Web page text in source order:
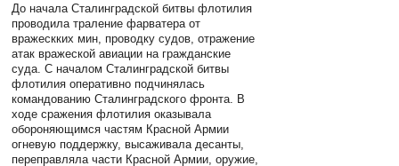
До начала Сталинградской битвы флотилия
проводила траление фарватера от
вражескких мин, проводку судов, отражение
атак вражеской авиации на гражданские
суда. С началом Сталинградской битвы
флотилия оперативно подчинялась
командованию Сталинградского фронта. В
ходе сражения флотилия оказывала
обороняющимся частям Красной Армии
огневую поддержку, высаживала десанты,
переправляла части Красной Армии, оружие,